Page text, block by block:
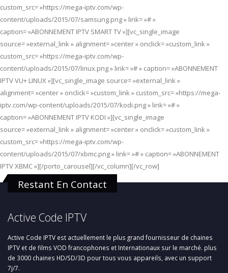
custom_src= »https://mega-iptv.com/wp-
content/uploads/2015/07/samsung.png » link= »# »
caption= »ABONNEMENT IPTV SMART TV »][vc_single_image
source= »external_link » alignment= »center » onclick= »custom_link »
custom_src= »https://mega-iptv.com/wp-
content/uploads/2015/07/linux.png » link= »# » caption= »ABONNEMENT
IPTV VU+ LINUX »][vc_single_image source= »external_link »
alignment= »center » onclick= »custom_link » custom_src= »https://mega-
iptv.com/wp-content/uploads/2015/07/kodi.png » link= »# »
caption= »ABONNEMENT IPTV KODI »][vc_single_image
source= »external_link » alignment= »center » onclick= »custom_link »
custom_src= »https://mega-iptv.com/wp-
content/uploads/2015/07/xbmc.png » link= »# » caption= »ABONNEMENT
IPTV XBMC »][/porto_carousel][/vc_column][/vc_row]
Restant En Contact
Active Code IPTV
Active Code IPTV est actuellement le plus grand fournisseur de chaines
IPTV et de films VOD francophones et Internationaux sur le marché. plus
de 3000 chaines HD/SD/3D pour tous vous appareils, avec un support
7j/7.